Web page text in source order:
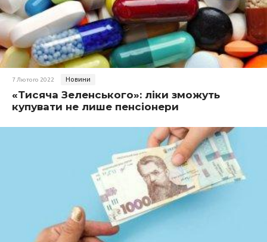
7 Лютого 2022 Новини
«Тисяча Зеленського»: ліки зможуть
купувати не лише пенсіонери